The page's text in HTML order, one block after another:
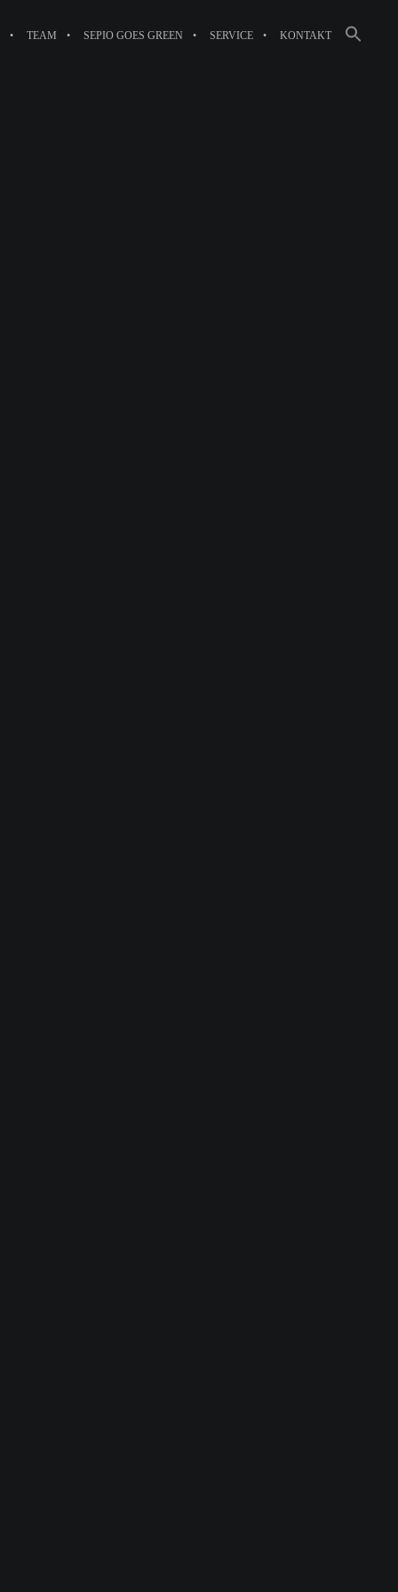
TEAM SEPIO GOES GREEN SERVICE KONTAKT